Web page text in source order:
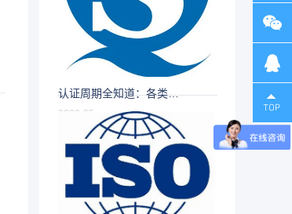
信息技术服务管理体系认证
能源管理体系认证
认证周期全知道：各类…
2026-05
一、ISO体系认证ISO体系认证是目前